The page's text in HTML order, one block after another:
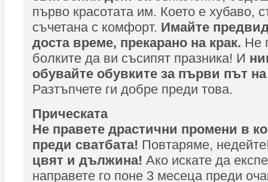
първо красотата им. Което е хубаво,
съчетана с комфорт. Имайте
доста време, прекарано на крак. Не
болките да ви съсипят празника! И
обувайте обувките за първи път
Разтъпчете ги добре преди това.
Прическата
Не правете драстични промени в
преди сватбата! Повтаряме,
цвят и дължина! Ако искате да
направете го поне 3 месеца преди